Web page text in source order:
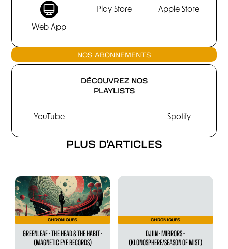
Web App
Play Store Apple Store
NOS ABONNEMENTS
DÉCOUVREZ NOS
PLAYLISTS
YouTube Spotify
PLUS D'ARTICLES
CHRONIQUES
GREENLEAF - THE HEAD & THE HABIT -
(MAGNETIC EYE RECORDS)
CHRONIQUES
DJIIN - MIRRORS -
(KLONOSPHERE/SEASON OF MIST)